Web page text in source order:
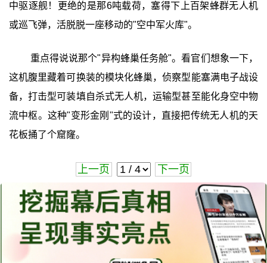
中驱逐舰！更绝的是那6吨载荷，塞得下上百架蜂群无人机
或巡飞弹，活脱脱一座移动的"空中军火库"。
重点得说说那个"异构蜂巢任务舱"。看官们想象一下，
这机腹里藏着可换装的模块化蜂巢，侦察型能塞满电子战设
备，打击型可装填自杀式无人机，运输型甚至能化身空中物
流中枢。这种"变形金刚"式的设计，直接把传统无人机的天
花板捅了个窟窿。
上一页 下一页